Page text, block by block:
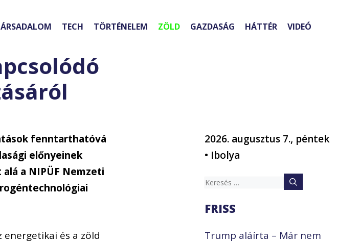
TECH TÖRTÉNELEM ZÖLD GAZDASÁG HÁTTÉR VIDEÓ
fenntarthatóvá
előnyeinek
a NIPÜF Nemzeti
energetikai és a zöld
2026. augusztus 7., péntek
• Ibolya
Keresés:
FRISS
Trump aláírta – Már nem